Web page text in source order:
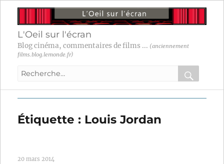
L'Oeil sur l'écran
Blog cinéma, commentaires de films ... (anciennement
films.blog.lemonde.fr)
Recherche
:
OK
Étiquette : Louis Jordan
20 mars 2014